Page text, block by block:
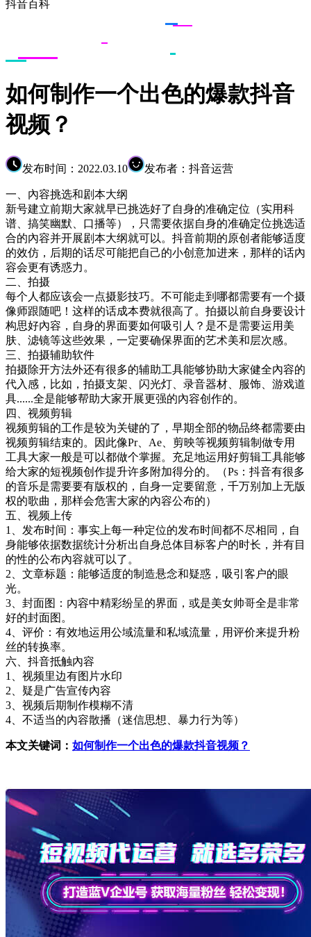
抖音百科
如何制作一个出色的爆款抖音
视频？
发布时间：2022.03.10 发布者：抖音运营
一、內容挑选和剧本大纲
新号建立前期大家就早已挑选好了自身的准确定位（实用科
谱、搞笑幽默、口播等），只需要依据自身的准确定位挑选适
合的內容并开展剧本大纲就可以。抖音前期的原创者能够适度
的效仿，后期的话尽可能把自己的小创意加进来，那样的话內
容会更有诱惑力。
二、拍摄
每个人都应该会一点摄影技巧。不可能走到哪都需要有一个摄
像师跟随吧！这样的话成本费就很高了。拍摄以前自身要设计
构思好內容，自身的界面要如何吸引人？是不是需要运用美
肤、滤镜等这些效果，一定要确保界面的艺术美和层次感。
三、拍摄辅助软件
拍摄除开方法外还有很多的辅助工具能够协助大家健全內容的
代入感，比如，拍摄支架、闪光灯、录音器材、服饰、游戏道
具......全是能够帮助大家开展更强的內容创作的。
四、视频剪辑
视频剪辑的工作是较为关键的了，早期全部的物品终都需要由
视频剪辑结束的。因此像Pr、Ae、剪映等视频剪辑制做专用
工具大家一般是可以都做个掌握。充足地运用好剪辑工具能够
给大家的短视频创作提升许多附加得分的。（Ps：抖音有很多
的音乐是需要要有版权的，自身一定要留意，千万别加上无版
权的歌曲，那样会危害大家的內容公布的）
五、视频上传
1、发布时间：事实上每一种定位的发布时间都不尽相同，自
身能够依据数据统计分析出自身总体目标客户的时长，并有目
的性的公布內容就可以了。
2、文章标题：能够适度的制造悬念和疑惑，吸引客户的眼
光。
3、封面图：內容中精彩纷呈的界面，或是美女帅哥全是非常
好的封面图。
4、评价：有效地运用公域流量和私域流量，用评价来提升粉
丝的转换率。
六、抖音抵触內容
1、视频里边有图片水印
2、疑是广告宣传內容
3、视频后期制作模糊不清
4、不适当的內容散播（迷信思想、暴力行为等）
本文关键词： 如何制作一个出色的爆款抖音视频？